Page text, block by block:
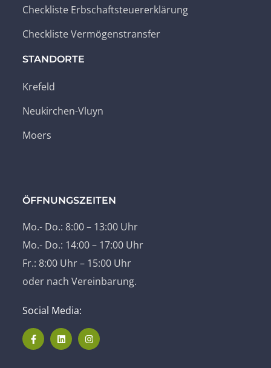
Checkliste Erbschaftsteuererklärung
Checkliste Vermögenstransfer
STANDORTE
Krefeld
Neukirchen-Vluyn
Moers
ÖFFNUNGSZEITEN
Mo.- Do.: 8:00 – 13:00 Uhr
Mo.- Do.: 14:00 – 17:00 Uhr
Fr.: 8:00 Uhr – 15:00 Uhr
oder nach Vereinbarung.
Social Media: